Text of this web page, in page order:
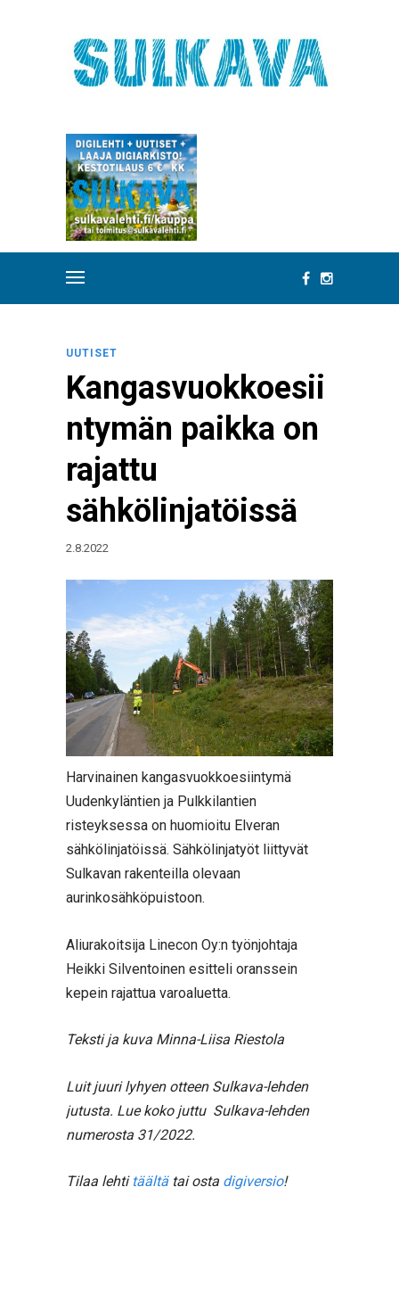
UUTISET
Kangasvuokkoesii
ntymän paikka on
rajattu
sähkölinjatöissä
2.8.2022
Harvinainen kangasvuokkoesiintymä
Uudenkyläntien ja Pulkkilantien
risteyksessa on huomioitu Elveran
sähkölinjatöissä. Sähkölinjatyöt liittyvät
Sulkavan rakenteilla olevaan
aurinkosähköpuistoon.
Aliurakoitsija Linecon Oy:n työnjohtaja
Heikki Silventoinen esitteli oranssein
kepein rajattua varoaluetta.
Teksti ja kuva Minna-Liisa Riestola
Luit juuri lyhyen otteen Sulkava-lehden
jutusta. Lue koko juttu Sulkava-lehden
numerosta 31/2022.
Tilaa lehti täältätai osta digiversio!